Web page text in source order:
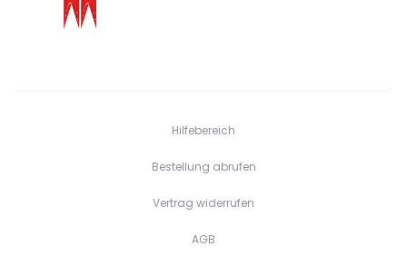
Hilfebereich
Bestellung abrufen
Vertrag widerrufen
AGB